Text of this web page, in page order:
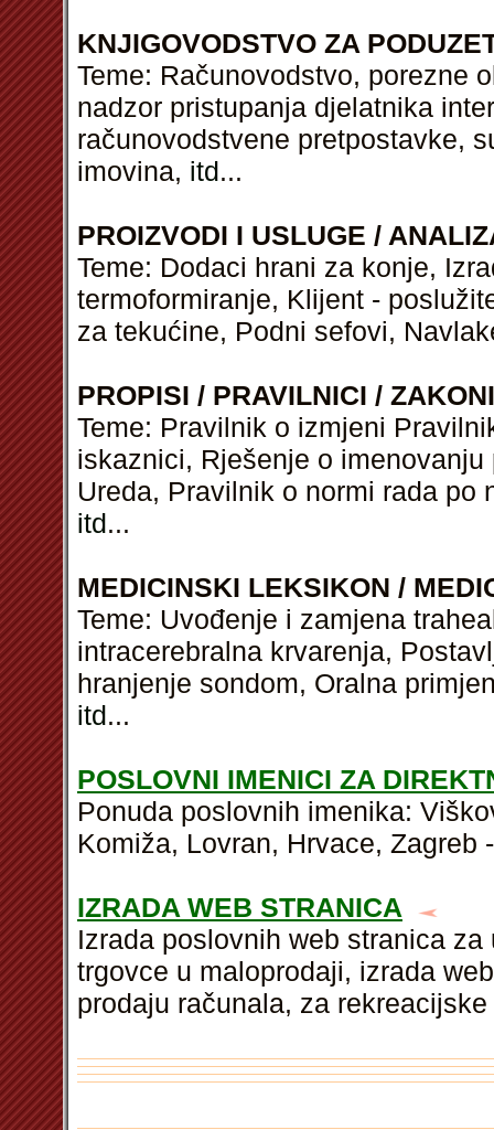
KNJIGOVODSTVO ZA
Teme: Računovodstvo, porezne
nadzor pristupanja djelatnika
računovodstvene pretpostavke,
imovina, itd...
PROIZVODI I USLUGE /
Teme: Dodaci hrani za konje,
termoformiranje, Klijent -
za tekućine, Podni sefovi,
PROPISI / PRAVILNICI / ZAKONI
Teme: Pravilnik o izmjeni
iskaznici, Rješenje o
Ureda, Pravilnik o normi rada po
itd...
MEDICINSKI LEKSIKON /
Teme: Uvođenje i zamjena
intracerebralna krvarenja,
hranjenje sondom, Oralna
itd...
POSLOVNI IMENICI ZA
Ponuda poslovnih imenika:
Komiža, Lovran, Hrvace, Zagreb
IZRADA WEB STRANICA
Izrada poslovnih web stranica
trgovce u maloprodaji, izrada
prodaju računala, za